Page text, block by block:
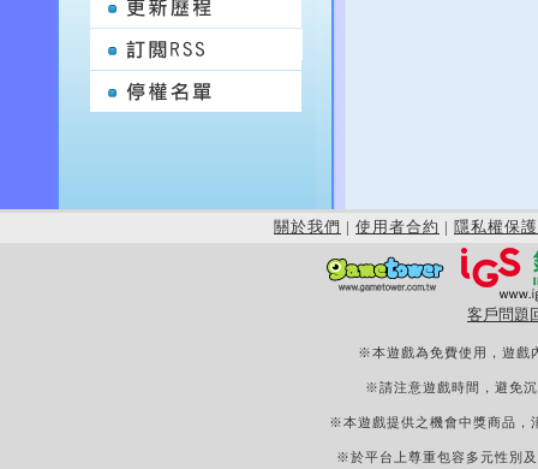
關於我們 | 使用者合約 | 隱私權保護
客戶問題
※本遊戲為免費使用，遊戲
※請注意遊戲時間，避免
※本遊戲提供之機會中獎商品，
※於平台上尊重包容多元性別